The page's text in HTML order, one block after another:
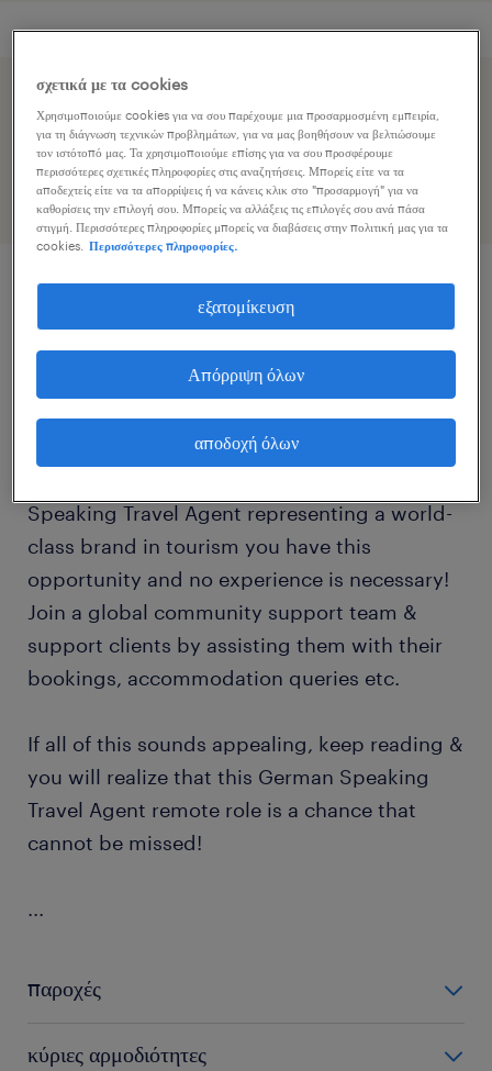
Επιταχύνετε την εφαρμογή εργασίας κοινοποιώντας το
προφίλ σας
περιγραφή εργασίας
Are you fluent in German? If yes, does
working remotely from a Greek island, or
from a Greek village or even from a historical
Speaking Travel Agent representing a world-
class brand in tourism you have this
opportunity and no experience is necessary!
Join a global community support team &
support clients by assisting them with their
bookings, accommodation queries etc.
If all of this sounds appealing, keep reading &
you will realize that this German Speaking
Travel Agent remote role is a chance that
cannot be missed!
...
παροχές
(Remote) position are:
κύριες αρμοδιότητες
σχετικά με τα cookies
Χρησιμοποιούμε cookies για να σου παρέχουμε μια προσαρμοσμένη εμπειρία,
για τη διάγνωση τεχνικών προβλημάτων, για να μας βοηθήσουν να βελτιώσουμε
τον ιστότοπό μας. Τα χρησιμοποιούμε επίσης για να σου προσφέρουμε
περισσότερες σχετικές πληροφορίες στις αναζητήσεις. Μπορείς είτε να τα
αποδεχτείς είτε να τα απορρίψεις ή να κάνεις κλικ στο "προσαρμογή" για να
καθορίσεις την επιλογή σου. Μπορείς να αλλάξεις τις επιλογές σου ανά πάσα
στιγμή. Περισσότερες πληροφορίες μπορείς να διαβάσεις στην πολιτική μας για τα
cookies.
Περισσότερες πληροφορίες.
εξατομίκευση
Απόρριψη όλων
αποδοχή όλων